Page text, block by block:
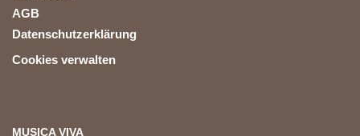
AGB
Datenschutzerklärung
Cookies verwalten
MUSICA VIVA